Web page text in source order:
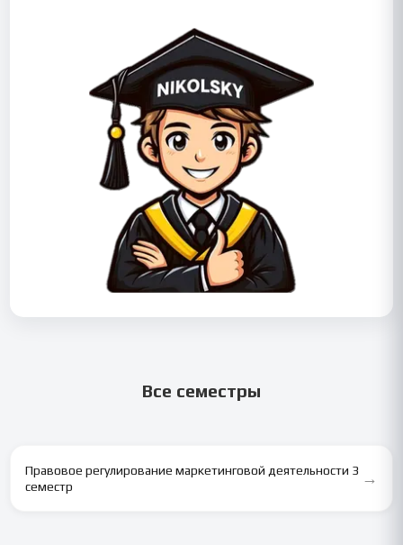
Все семестры
Правовое регулирование маркетинговой деятельности 3
семестр
→